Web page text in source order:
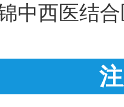
中西医结